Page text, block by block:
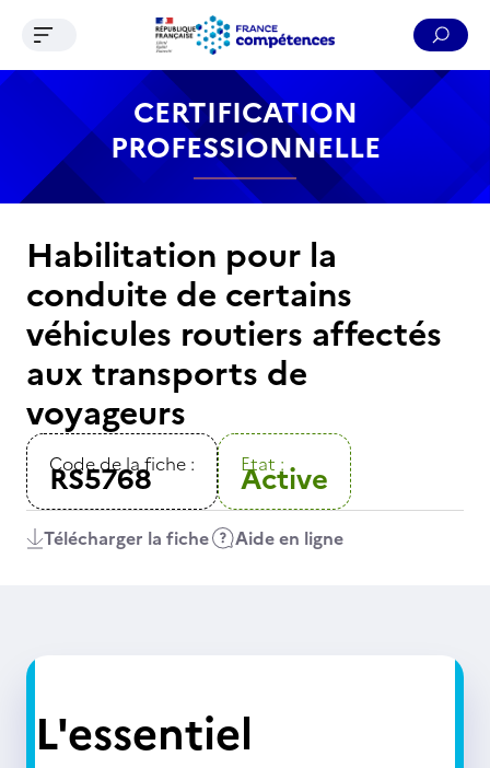
Contenu Recherche Menu Pied de page
Ouvrir le menu de navigation
CERTIFICATION
PROFESSIONNELLE
Habilitation pour la
conduite de certains
véhicules routiers affectés
aux transports de
voyageurs
Code de la fiche :
RS5768 Etat :
Active
Télécharger la fiche Aide en ligne
L'essentiel